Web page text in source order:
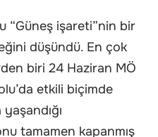
“Güneş işareti”nin bir
düşündü. En çok
biri 24 Haziran MÖ
etkili biçimde
tamamen kapanmış